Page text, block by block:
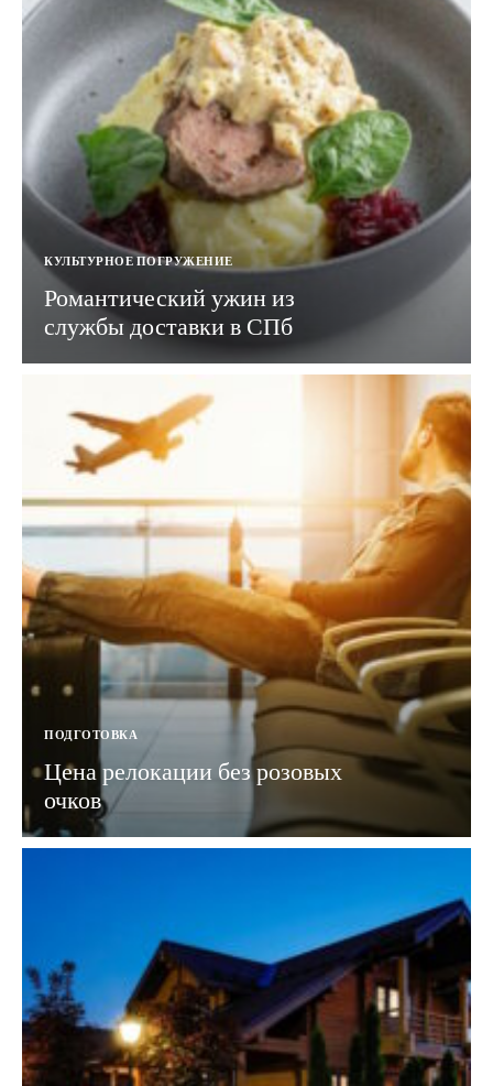
КУЛЬТУРНОЕ ПОГРУЖЕНИЕ
Романтический ужин из
службы доставки в СПб
ПОДГОТОВКА
Цена релокации без розовых
очков